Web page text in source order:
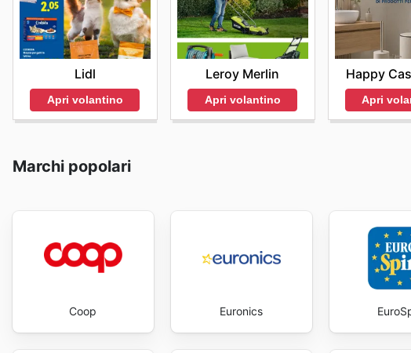
Lidl
Apri volantino
Leroy Merlin
Apri volantino
Happy
Apri
Marchi popolari
Coop Euronics